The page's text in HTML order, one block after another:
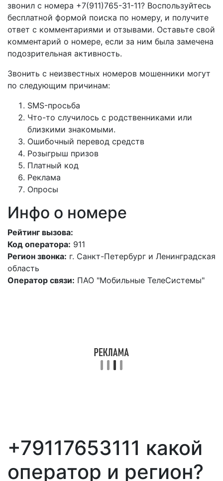
звонил с номера +7(911)765-31-11? Воспользуйтесь
бесплатной формой поиска по номеру, и получите
ответ с комментариями и отзывами. Оставьте свой
комментарий о номере, если за ним была замечена
подозрительная активность.
Звонить с неизвестных номеров мошенники могут
по следующим причинам:
SMS-просьба
Что-то случилось с родственниками или
близкими знакомыми.
Ошибочный перевод средств
Розыгрыш призов
Платный код
Реклама
Опросы
Инфо о номере
Рейтинг вызова:
Код оператора: 911
Регион звонка: г. Санкт-Петербург и Ленинградская
область
Оператор связи: ПАО "Мобильные ТелеСистемы"
+79117653111 какой
оператор и регион?